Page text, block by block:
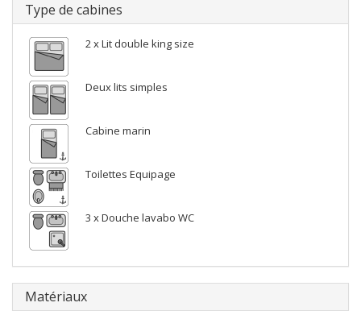
Type de cabines
2 x Lit double king size
Deux lits simples
Cabine marin
Toilettes Equipage
3 x Douche lavabo WC
Matériaux